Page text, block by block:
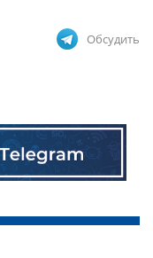
Обсудить